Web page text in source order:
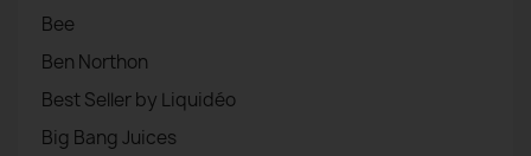
Bee
Ben Northon
Best Seller by Liquidéo
Big Bang Juices